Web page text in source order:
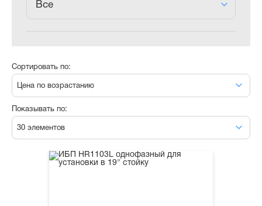
Все
Сортировать по:
Цена по возрастанию
Показывать по:
30 элементов